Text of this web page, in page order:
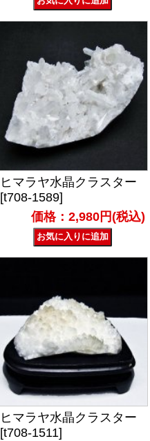
ヒマラヤ水晶クラスター
[t708-1589]
価格：2,980円(税込)
ヒマラヤ水晶クラスター
[t708-1511]